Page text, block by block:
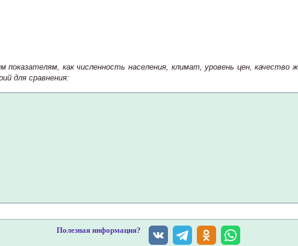
как численность населения, климат, уровень цен,
для сравнения:
Полезная информация?